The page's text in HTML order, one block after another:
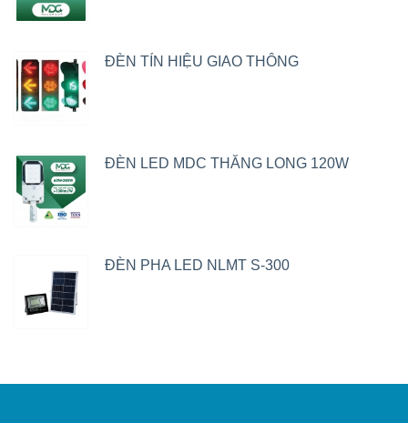
ĐÈN TÍN HIỆU GIAO THÔNG
ĐÈN LED MDC THĂNG LONG 120W
ĐÈN PHA LED NLMT S-300